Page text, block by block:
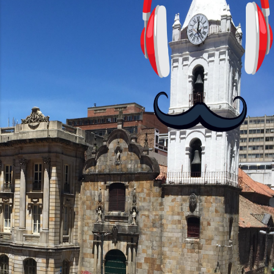
visuales. ¿Será posible que una app que
antes nos enseñó francés, ahora nos
convierta en jugadores de ajedrez? Aún
no podrás jugar contra otros humanos
La aplicación Duolingo fue lanzada en
2012 y cuenta con más de 37 millones
de usuarios activos diarios. Desde 2022,
ha empeza...